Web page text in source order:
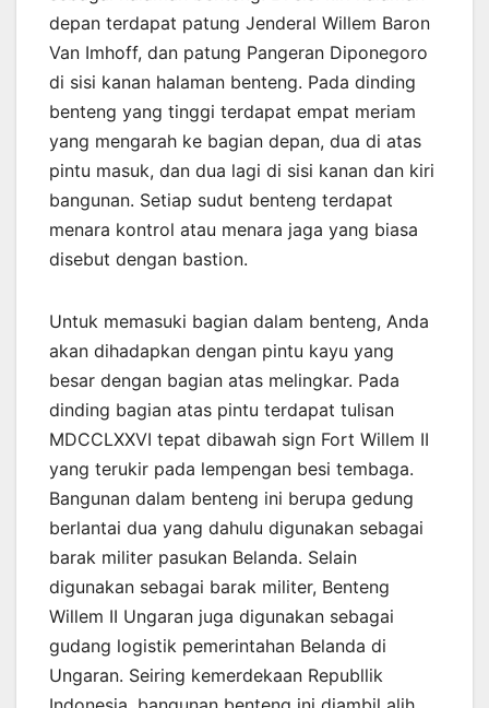
depan terdapat patung Jenderal Willem Baron
Van Imhoff, dan patung Pangeran Diponegoro
di sisi kanan halaman benteng. Pada dinding
benteng yang tinggi terdapat empat meriam
yang mengarah ke bagian depan, dua di atas
pintu masuk, dan dua lagi di sisi kanan dan kiri
bangunan. Setiap sudut benteng terdapat
menara kontrol atau menara jaga yang biasa
disebut dengan bastion.
Untuk memasuki bagian dalam benteng, Anda
akan dihadapkan dengan pintu kayu yang
besar dengan bagian atas melingkar. Pada
dinding bagian atas pintu terdapat tulisan
MDCCLXXVI tepat dibawah sign Fort Willem II
yang terukir pada lempengan besi tembaga.
Bangunan dalam benteng ini berupa gedung
berlantai dua yang dahulu digunakan sebagai
barak militer pasukan Belanda. Selain
digunakan sebagai barak militer, Benteng
Willem II Ungaran juga digunakan sebagai
gudang logistik pemerintahan Belanda di
Ungaran. Seiring kemerdekaan Republlik